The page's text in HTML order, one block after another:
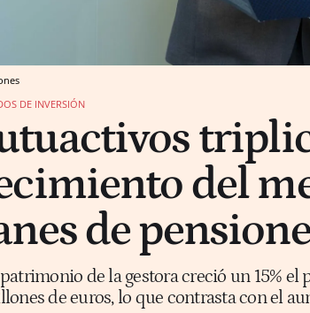
DE INVERSIÓN
del
de
de la gestora creció un 15% el
de euros, lo que contrasta con el